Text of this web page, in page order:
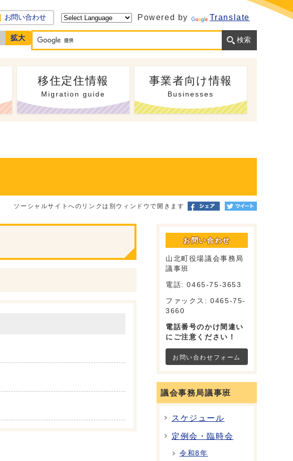
お問い合わせ Powered by Translate
拡大
移住定住情報
Migration guide
事業者向け情報
Businesses
ソーシャルサイトへのリンクは別ウィンドウで開きます
お問い合わせ
山北町役場議会事務局
議事班
電話: 0465-75-3653
ファックス: 0465-75-
3660
電話番号のかけ間違い
にご注意ください！
お問い合わせフォーム
議会事務局議事班
スケジュール
定例会・臨時会
令和8年